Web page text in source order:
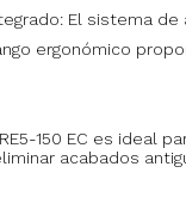
El sistema
ergonómico
150 EC es
acabados